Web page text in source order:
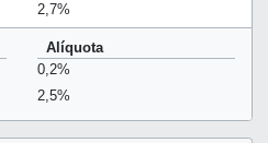
2,7%
Alíquota
0,2%
2,5%